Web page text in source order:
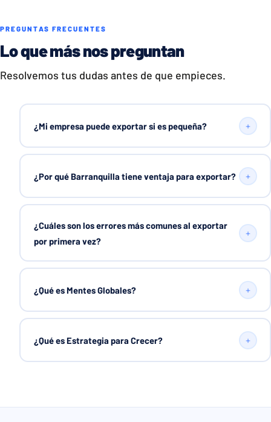
PREGUNTAS FRECUENTES
Lo que más nos preguntan
Resolvemos tus dudas antes de que empieces.
¿Mi empresa puede exportar si es pequeña? +
¿Por qué Barranquilla tiene ventaja para exportar? +
¿Cuáles son los errores más comunes al exportar
por primera vez?
+
¿Qué es Mentes Globales? +
¿Qué es Estrategia para Crecer? +